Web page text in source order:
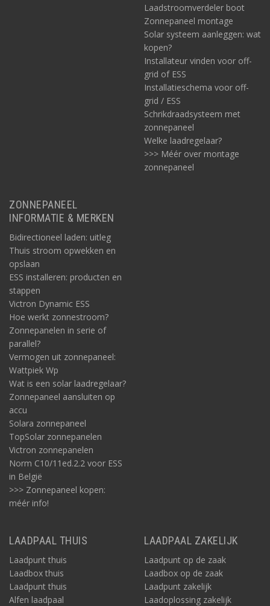
Laadstroomverdeler boot
Zonnepaneel montage
Solar systeem aanleggen: wat
kopen?
Installateur vinden voor off-
grid of ESS
Installatieschema voor off-
grid / ESS
Schrikdraadsysteem met
zonnepaneel
Welke laadregelaar?
>>> Méér over montage
zonnepaneel
ZONNEPANEEL
INFORMATIE & MERKEN
Bidirectioneel laden: uitleg
Thuis stroom opwekken en
opslaan
ESS installeren: producten en
stappen
Victron Dynamic ESS
Hoe werkt zonnestroom?
Zonnepanelen in serie of
parallel?
Vermogen uit zonnepaneel:
Wattpiek Wp
Wat is een solar laadregelaar?
Zonnepaneel aansluiten op
accu
Solara zonnepaneel
TopSolar zonnepanelen
Victron zonnepanelen
Norm C10/11ed.2.2 voor ESS
in België
>>> Zonnepaneel kopen:
méér info!
LAADPAAL THUIS
Laadpunt thuis
Laadbox thuis
Laadpunt thuis
Alfen laadpaal
LAADPAAL ZAKELIJK
Laadpunt op de zaak
Laadbox op de zaak
Laadpunt zakelijk
Laadoplossing zakelijk